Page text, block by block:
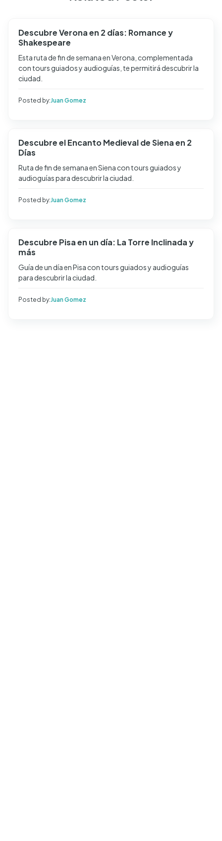
Descubre Verona en 2 días: Romance y
Shakespeare
Esta ruta de fin de semana en Verona, complementada
con tours guiados y audioguías, te permitirá descubrir la
ciudad.
Posted by:Juan Gomez
Descubre el Encanto Medieval de Siena en 2
Días
Ruta de fin de semana en Siena con tours guiados y
audioguías para descubrir la ciudad.
Posted by:Juan Gomez
Descubre Pisa en un día: La Torre Inclinada y
más
Guía de un día en Pisa con tours guiados y audioguías
para descubrir la ciudad.
Posted by:Juan Gomez